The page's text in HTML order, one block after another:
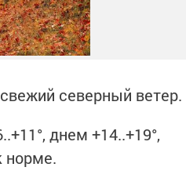
северный ветер.
днем +14..+19°,
норме.